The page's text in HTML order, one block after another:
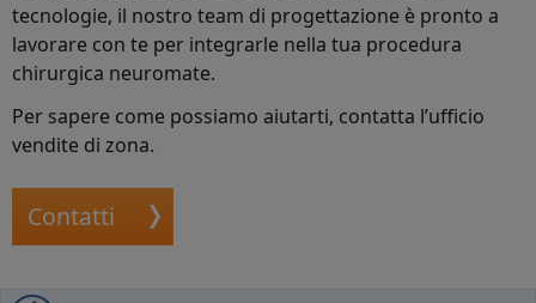
tecnologie, il nostro team di progettazione è pronto a
lavorare con te per integrarle nella tua procedura
chirurgica neuromate.
Per sapere come possiamo aiutarti, contatta l’ufficio
vendite di zona.
Contatti